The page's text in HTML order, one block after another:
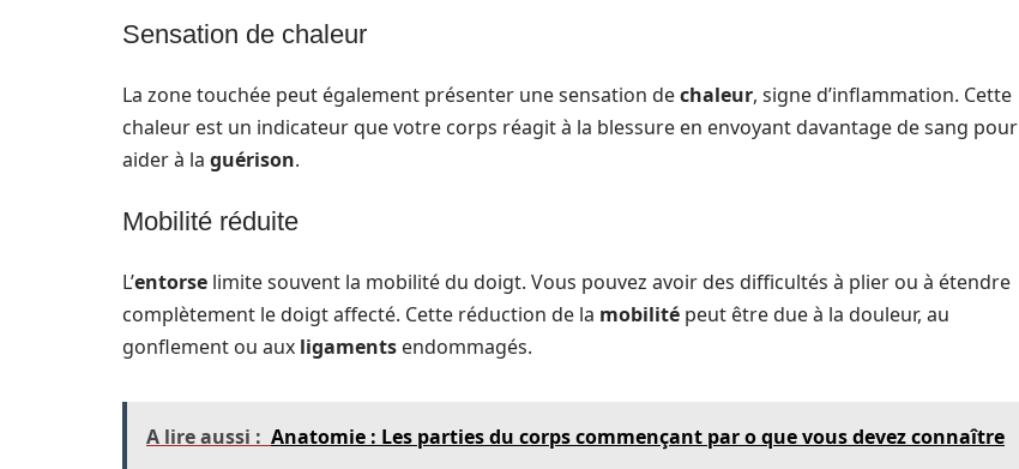
Sensation de chaleur
La zone touchée peut également présenter une sensation dechaleur, signe d’inflammation. Cette
chaleur est un indicateur que votre corps réagit à la blessure en envoyant davantage de sang pour
aider à la guérison.
Mobilité réduite
L’entorse limite souvent la mobilité du doigt. Vous pouvez avoir des difficultés à plier ou à étendre
complètement le doigt affecté. Cette réduction de la mobilité peut être due à la douleur, au
gonflement ou aux ligaments endommagés.
A lire aussi : Anatomie : Les parties du corps commençant par o que vous devez connaître